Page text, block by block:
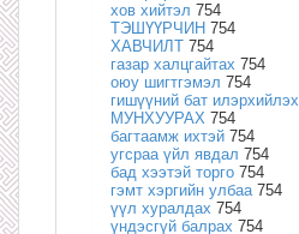
хов хийтэл 754
ТЭШҮҮРЧИН 754
ХАВЧИЛТ 754
газар халцгайтах 754
оюу шигтгэмэл 754
гишүүний бат илэрхийлэх
МУНХУУРАХ 754
багтаамж ихтэй 754
угсраа үйл явдал 754
бад хээтэй торго 754
гэмт хэргийн улбаа 754
үүл хуралдах 754
үндэсгүй балрах 754